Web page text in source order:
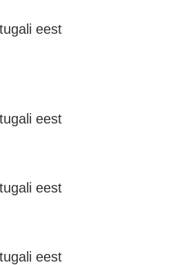
eest
eest
eest
eest